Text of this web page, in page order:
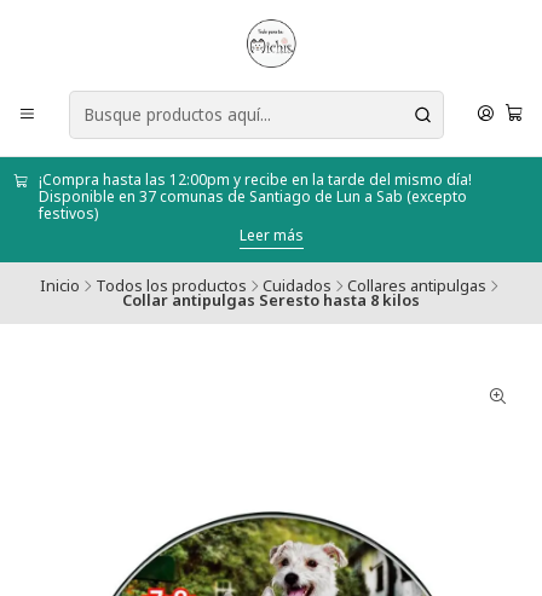
¡Compra hasta las 12:00pm y recibe en la tarde del mismo día!
Disponible en 37 comunas de Santiago de Lun a Sab (excepto
festivos)
Leer más
Inicio Todos los productos Cuidados Collares antipulgas
Collar antipulgas Seresto hasta 8 kilos